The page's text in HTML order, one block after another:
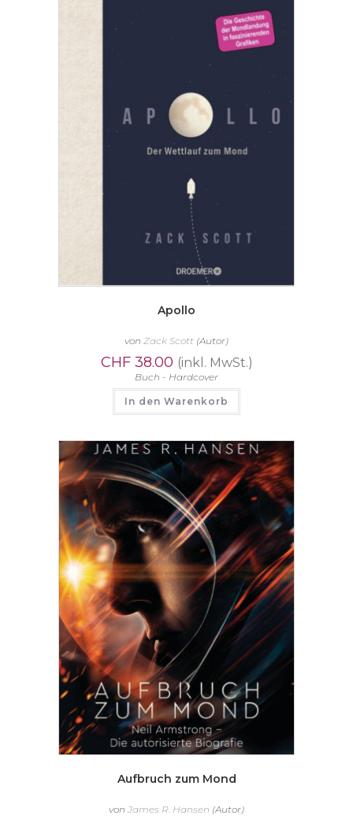
Apollo
von Zack Scott (Autor)
CHF38.00 (inkl. MwSt.)
Buch - Hardcover
In den Warenkorb
Aufbruch zum Mond
von James R. Hansen (Autor)